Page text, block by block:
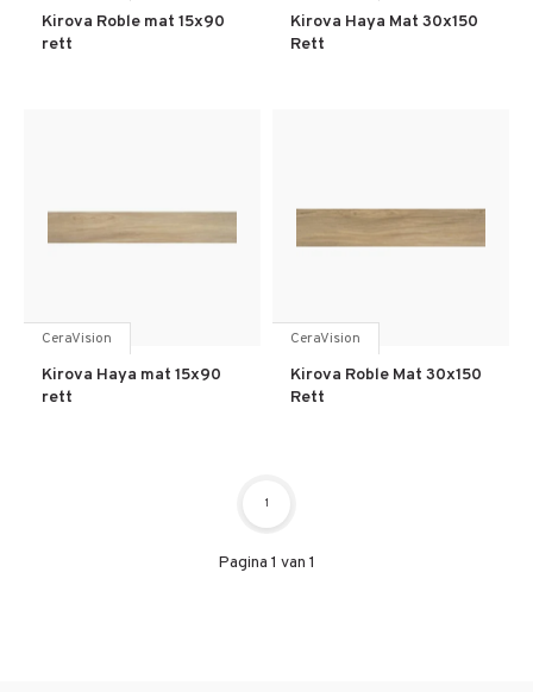
Kirova Roble mat 15x90
rett
Kirova Haya Mat 30x150
Rett
CeraVision
Kirova Haya mat 15x90
rett
CeraVision
Kirova Roble Mat 30x150
Rett
Pagina 1 van 1
1